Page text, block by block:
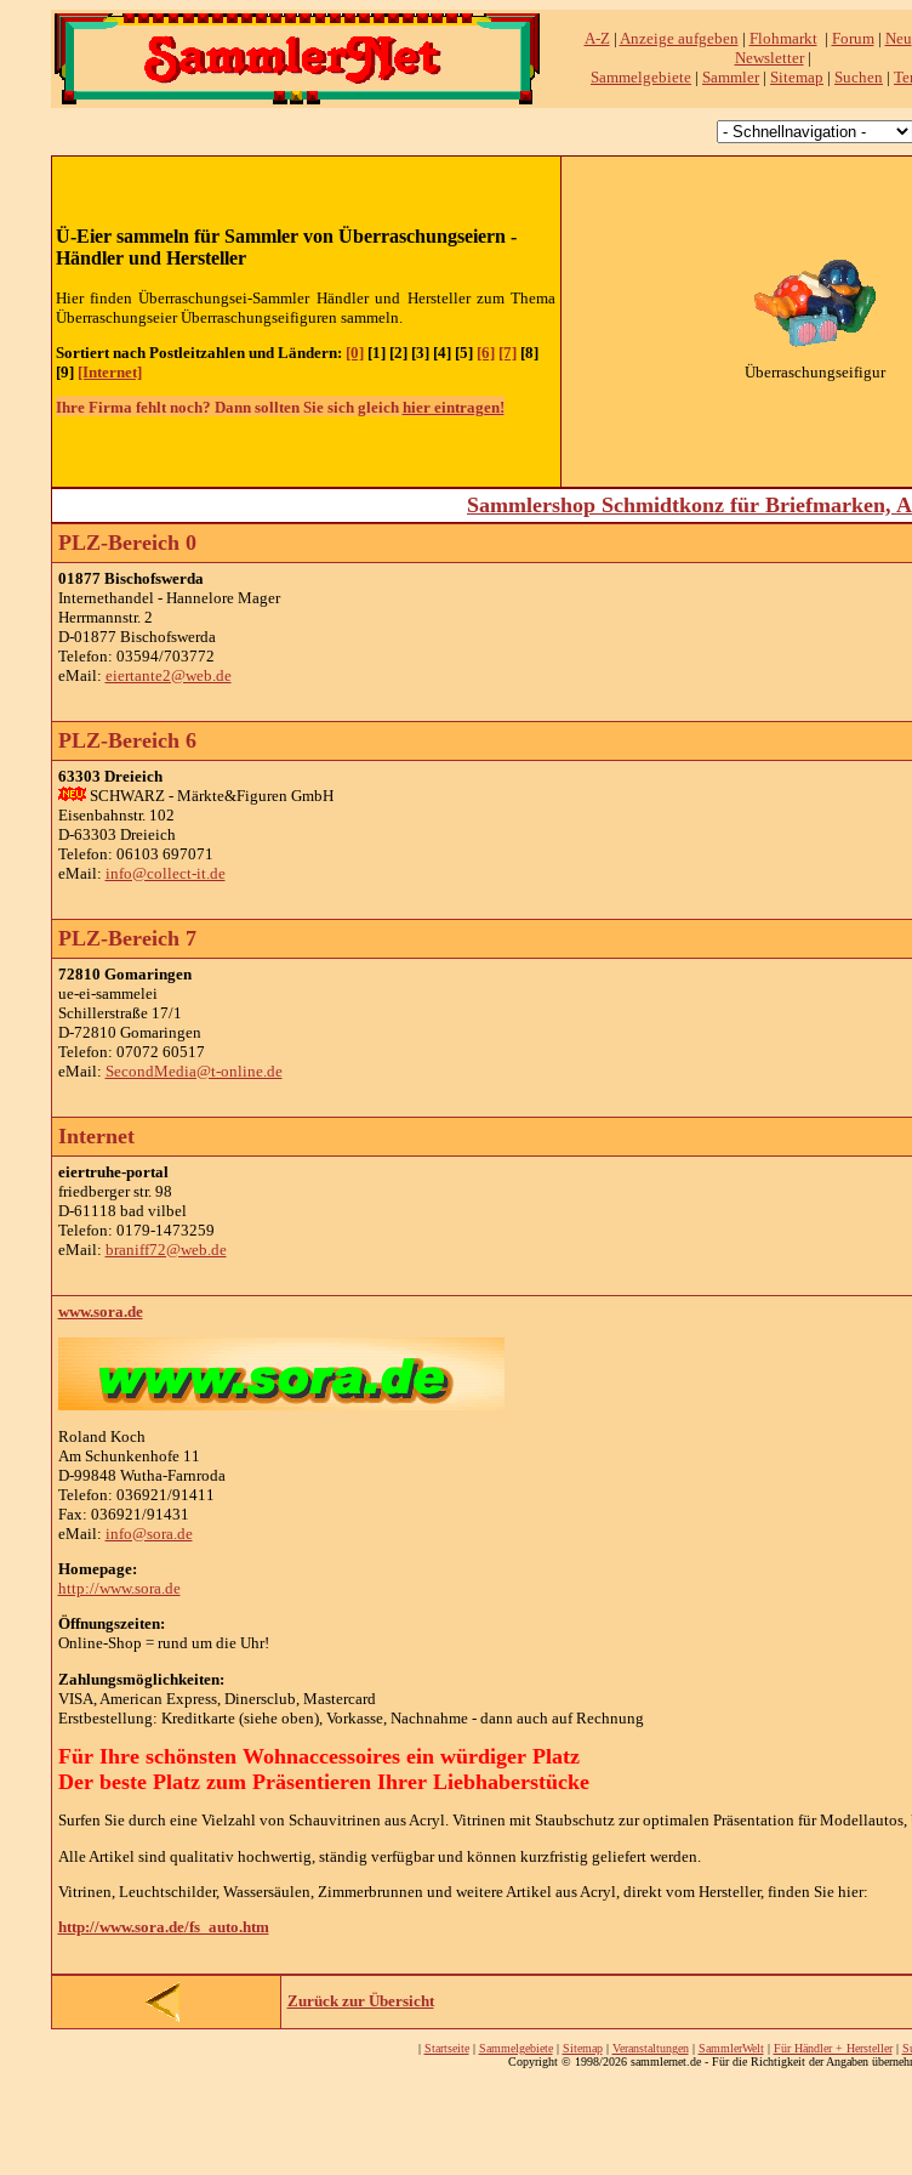
A-Z| Anzeige aufgeben | Flohmarkt| Forum| Neu
Newsletter|
Sammelgebiete | Sammler| Sitemap | Suchen |
Ü-Eier sammeln für Sammler von Überraschungseiern -
Händler und Hersteller
Hier finden Überraschungsei-Sammler Händler und Hersteller zum Thema
Überraschungseier Überraschungseifiguren sammeln.
Sortiert nach Postleitzahlen und Ländern: [0][1] [2] [3] [4] [5] [6] [7][8]
[9] [Internet]
Ihre Firma fehlt noch? Dann sollten Sie sich gleich hier eintragen!
Überraschungseifigur
Sammlershop Schmidtkonz für Briefmarken,
PLZ-Bereich 0
01877 Bischofswerda
Internethandel - Hannelore Mager
Herrmannstr. 2
D-01877 Bischofswerda
Telefon: 03594/703772
eMail: eiertante2@web.de
PLZ-Bereich 6
63303 Dreieich
SCHWARZ - Märkte&Figuren GmbH
Eisenbahnstr. 102
D-63303 Dreieich
Telefon: 06103 697071
eMail: info@collect-it.de
PLZ-Bereich 7
72810 Gomaringen
ue-ei-sammelei
Schillerstraße 17/1
D-72810 Gomaringen
Telefon: 07072 60517
eMail: SecondMedia@t-online.de
Internet
eiertruhe-portal
friedberger str. 98
D-61118 bad vilbel
Telefon: 0179-1473259
eMail: braniff72@web.de
www.sora.de
Roland Koch
Am Schunkenhofe 11
D-99848 Wutha-Farnroda
Telefon: 036921/91411
Fax: 036921/91431
eMail: info@sora.de
Homepage:
http://www.sora.de
Öffnungszeiten:
Online-Shop = rund um die Uhr!
Zahlungsmöglichkeiten:
VISA, American Express, Dinersclub, Mastercard
Erstbestellung: Kreditkarte (siehe oben), Vorkasse, Nachnahme - dann auch auf Rechnung
Für Ihre schönsten Wohnaccessoires ein würdiger Platz
Der beste Platz zum Präsentieren Ihrer Liebhaberstücke
Surfen Sie durch eine Vielzahl von Schauvitrinen aus Acryl. Vitrinen mit Staubschutz zur optimalen Präsentation für
Alle Artikel sind qualitativ hochwertig, ständig verfügbar und können kurzfristig geliefert werden.
Vitrinen, Leuchtschilder, Wassersäulen, Zimmerbrunnen und weitere Artikel aus Acryl, direkt vom Hersteller, finden Sie hier:
http://www.sora.de/fs_auto.htm
Zurück zur Übersicht
| Startseite| Sammelgebiete| Sitemap| Veranstaltungen| SammlerWelt| Für Händler + Hersteller|
Copyright © 1998/2026 sammlernet.de - Für die Richtigkeit der Angaben